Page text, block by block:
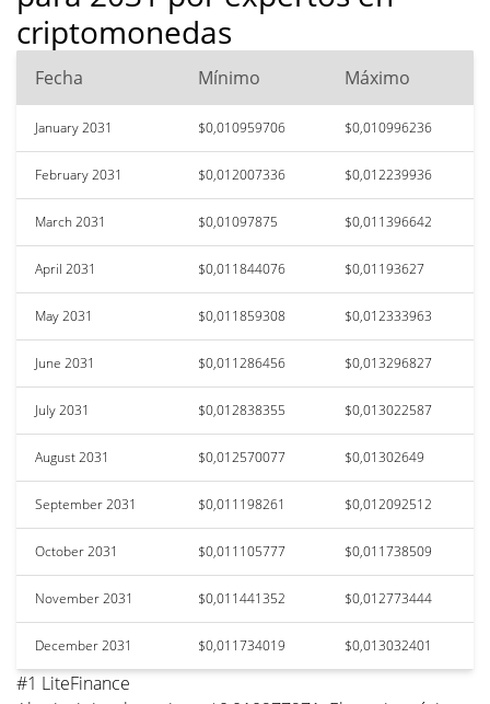
criptomonedas
Fecha Mínimo Máximo
January 2031 $0,010959706 $0,010996236
February 2031 $0,012007336 $0,012239936
March 2031 $0,01097875 $0,011396642
April 2031 $0,011844076 $0,01193627
May 2031 $0,011859308 $0,012333963
June 2031 $0,011286456 $0,013296827
July 2031 $0,012838355 $0,013022587
August 2031 $0,012570077 $0,01302649
September 2031 $0,011198261 $0,012092512
October 2031 $0,011105777 $0,011738509
November 2031 $0,011441352 $0,012773444
December 2031 $0,011734019 $0,013032401
#1 LiteFinance